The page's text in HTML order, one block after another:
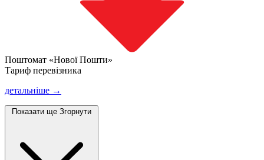
Поштомат «Нової Пошти»
Тариф перевізника
детальніше →
Показати ще Згорнути